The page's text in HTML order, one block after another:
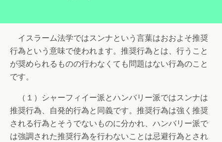
イスラーム法学ではスンナという言葉はおおよそ推奨
行為という意味で使われます。推奨行為とは、行うこと
が奨められるものの行わなくても問題はない行為のこと
です。
（１）シャーフィイー派とハンバリー派ではスンナは
推奨行為、自発的行為と同義です。推奨行為は強く推奨
される行為とそうでないものに分かれ、ハンバリー派で
は強調された推奨行為を行わないことは忌避行為とされ